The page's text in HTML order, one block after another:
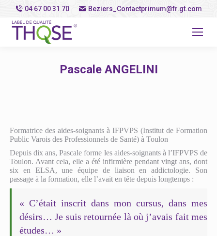
04 67 00 31 70 Beziers_Contactprimum@fr.gt.com
Pascale ANGELINI
Formatrice des aides-soignants à IFPVPS (Institut de Formation
Public Varois des Professionnels de Santé) à Toulon
Depuis dix ans, Pascale forme les aides-soignants à l’IFPVPS de
Toulon. Avant cela, elle a été infirmière pendant vingt ans, dont
six en ELSA, une équipe de liaison en addictologie. Son
passage à la formation, elle l’avait en tête depuis longtemps :
« C’était inscrit dans mon cursus, dans mes
désirs… Je suis retournée là où j’avais fait mes
études… »